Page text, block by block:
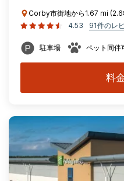
Corby市街地から1.67 mi
4.53
91件のレ
駐車場 ペット同伴
料